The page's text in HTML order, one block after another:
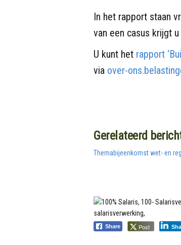
In het rapport staan
van een casus krijgt
U kunt het rapport
via over-
Gerelateerd
Themabijeenkomst wet- en
Share Post